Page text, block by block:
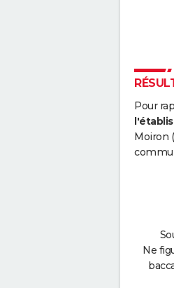
Pour
Moiron
Ne